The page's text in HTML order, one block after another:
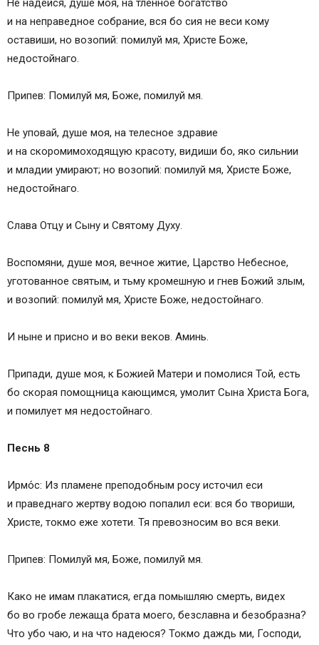
Не надейся, душе моя, на тленное богатство
и на неправедное собрание, вся бо сия не веси кому
оставиши, но возопий: помилуй мя, Христе Боже,
недостойнаго.
Припев: Помилуй мя, Боже, помилуй мя.
Не уповай, душе моя, на телесное здравие
и на скоромимоходящую красоту, видиши бо, яко сильнии
и младии умирают; но возопий: помилуй мя, Христе Боже,
недостойнаго.
Слава Отцу и Сыну и Святому Духу.
Воспомяни, душе моя, вечное житие, Царство Небесное,
уготованное святым, и тьму кромешную и гнев Божий злым,
и возопий: помилуй мя, Христе Боже, недостойнаго.
И ныне и присно и во веки веков. Аминь.
Припади, душе моя, к Божией Матери и помолися Той, есть
бо скорая помощница кающимся, умолит Сына Христа Бога,
и помилует мя недостойнаго.
Песнь 8
Ирмо́с: Из пламене преподобным росу источил еси
и праведнаго жертву водою попалил еси: вся бо твориши,
Христе, токмо еже хотети. Тя превозносим во вся веки.
Припев: Помилуй мя, Боже, помилуй мя.
Како не имам плакатися, егда помышляю смерть, видех
бо во гробе лежаща брата моего, безславна и безобразна?
Что убо чаю, и на что надеюся? Токмо даждь ми, Господи,